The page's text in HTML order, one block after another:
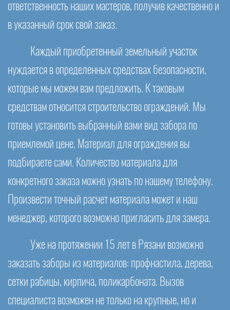
ответственность наших мастеров, получив качественно и
в указанный срок свой заказ.
Каждый приобретенный земельный участок
нуждается в определенных средствах безопасности,
которые мы можем вам предложить. К таковым
средствам относится строительство ограждений. Мы
готовы установить выбранный вами вид забора по
приемлемой цене. Материал для ограждения вы
подбираете сами. Количество материала для
конкретного заказа можно узнать по нашему телефону.
Произвести точный расчет материала может и наш
менеджер, которого возможно пригласить для замера.
Уже на протяжении 15 лет в Рязани возможно
заказать заборы из материалов: профнастила, дерева,
сетки рабицы, кирпича, поликарбоната. Вызов
специалиста возможен не только на крупные, но и